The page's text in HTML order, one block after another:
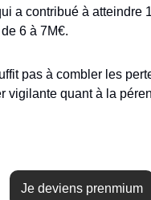
a contribué à atteindre
6 à 7M€.
pas à combler les
vigilante quant à la
Je deviens prenmium